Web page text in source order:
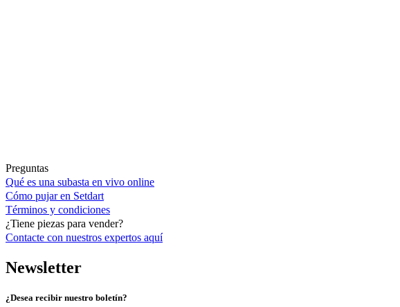
Preguntas
Qué es una subasta en vivo online
Cómo pujar en Setdart
Términos y condiciones
¿Tiene piezas para vender?
Contacte con nuestros expertos aquí
Newsletter
¿Desea recibir nuestro boletín?